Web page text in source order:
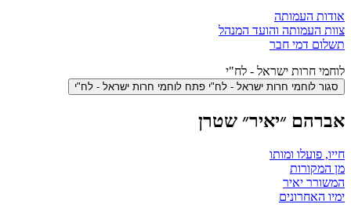
אודות העמותה
צוות העמותה והועד המנהל
תשלום דמי חבר
לוחמי חרות ישראל - לח"י
סגור לוחמי חרות ישראל - לח"י פתח לוחמי חרות ישראל - לח"י
אברהם ״יאיר״ שטרן
חייו, פועלו ומותו
מן המקורות
המשורר יאיר
ימיו האחרונים